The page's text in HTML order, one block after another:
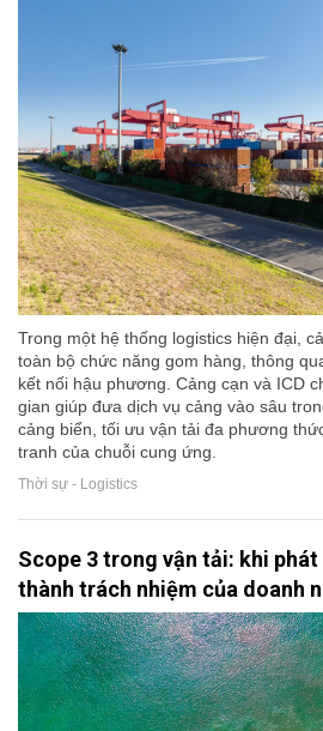
Trong một hệ thống logistics hiện đại,
toàn bộ chức năng gom hàng, thông
kết nối hậu phương. Cảng cạn và ICD
gian giúp đưa dịch vụ cảng vào sâu
cảng biển, tối ưu vận tải đa phương
tranh của chuỗi cung ứng.
Thời sự - Logistics
Scope 3 trong vận tải: khi
thành trách nhiệm của doanh